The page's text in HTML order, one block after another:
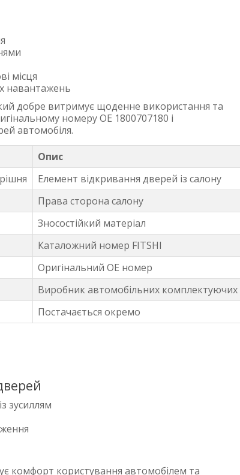
місця
навантажень
добре витримує щоденне використання та
номеру OE 1800707180 і
автомобіля.
Опис
Елемент відкривання дверей із салону
Права сторона салону
Зносостійкий матеріал
Каталожний номер FITSHI
Оригінальний OE номер
Виробник автомобільних комплектуючих
Постачається окремо
зусиллям
комфорт користування автомобілем та